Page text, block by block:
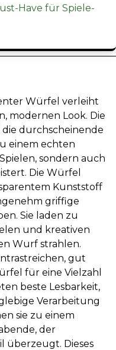
Have für Spiele-
Würfel verleiht
modernen Look. Die
durchscheinende
einem echten
sondern auch
Die Würfel
Kunststoff
griffige
Sie laden zu
und kreativen
Wurf strahlen.
gut
für eine Vielzahl
beste Lesbarkeit,
Verarbeitung
sie zu einem
der
überzeugt. Dieses